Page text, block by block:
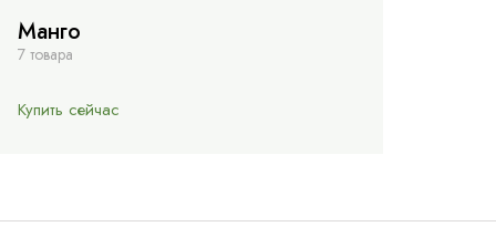
Манго
7 товара
Купить сейчас